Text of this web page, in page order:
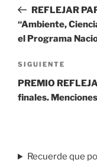
entradas
anterior
REFLEJAR
“Ambiente,
el Programa
Siguiente
entrada
SIGUIENTE
PREMIO
finales.
Recuerde que